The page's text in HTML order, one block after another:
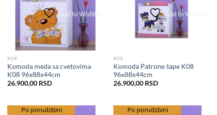
Add to Wishlist
K08
Komoda meda sa cvetovima
K08 96x88x44cm
26.900,00 RSD
Add to Wishlist
K08
Komoda Patrone šape K08
96x88x44cm
26.900,00 RSD
besplatna dostava
Po porudzbini besplatna dostava
Po porudzbini